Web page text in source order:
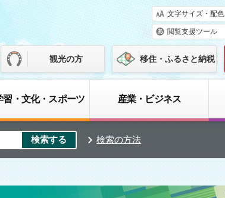
文字サイズ・配色
閲覧支援ツール
観光の方 移住・ふるさと納税
習・文化・スポーツ 産業・ビジネス
検索の方法